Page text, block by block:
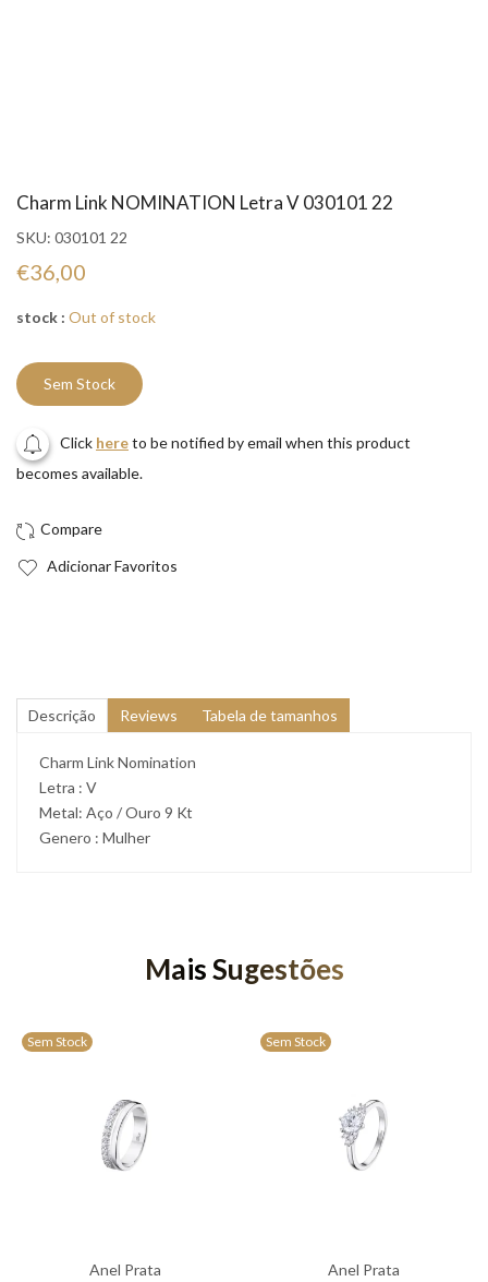
Charm Link NOMINATION Letra V 030101 22
SKU: 030101 22
€36,00
stock : Out of stock
Sem Stock
Click hereto be notified by email when this product
becomes available.
Adicionar Favoritos
Descrição Reviews Tabela de tamanhos
Charm Link Nomination
Letra : V
Metal: Aço / Ouro 9 Kt
Genero : Mulher
Mais Sugestões
Sem Stock
Anel Prata
Sem Stock
Anel Prata